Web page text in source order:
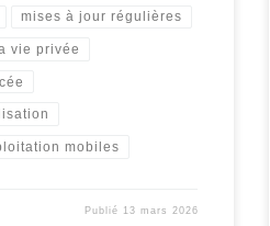
mises à jour régulières
vie privée
mobiles
Publié 13 mars 2026